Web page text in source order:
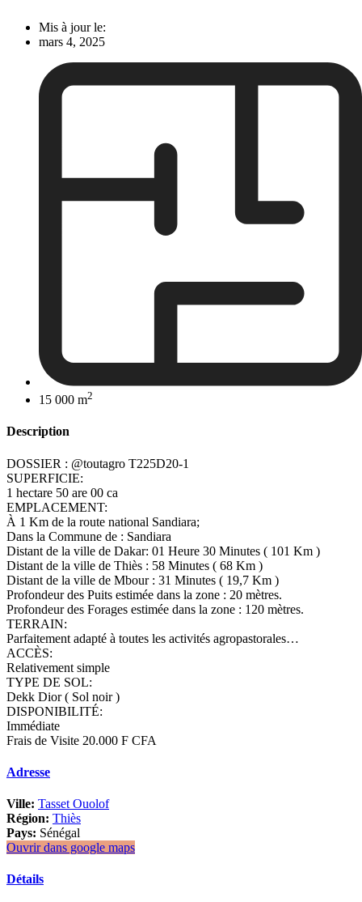
Mis à jour le:
mars 4, 2025
15 000 m2
Description
DOSSIER : @toutagro T225D20-1
SUPERFICIE:
1 hectare 50 are 00 ca
EMPLACEMENT:
À 1 Km de la route national Sandiara;
Dans la Commune de : Sandiara
Distant de la ville de Dakar: 01 Heure 30 Minutes ( 101 Km )
Distant de la ville de Thiès : 58 Minutes ( 68 Km )
Distant de la ville de Mbour : 31 Minutes ( 19,7 Km )
Profondeur des Puits estimée dans la zone : 20 mètres.
Profondeur des Forages estimée dans la zone : 120 mètres.
TERRAIN:
Parfaitement adapté à toutes les activités agropastorales…
ACCÈS:
Relativement simple
TYPE DE SOL:
Dekk Dior ( Sol noir )
DISPONIBILITÉ:
Immédiate
Frais de Visite 20.000 F CFA
Adresse
Ville: Tasset Ouolof
Région: Thiès
Pays: Sénégal
Ouvrir dans google maps
Détails